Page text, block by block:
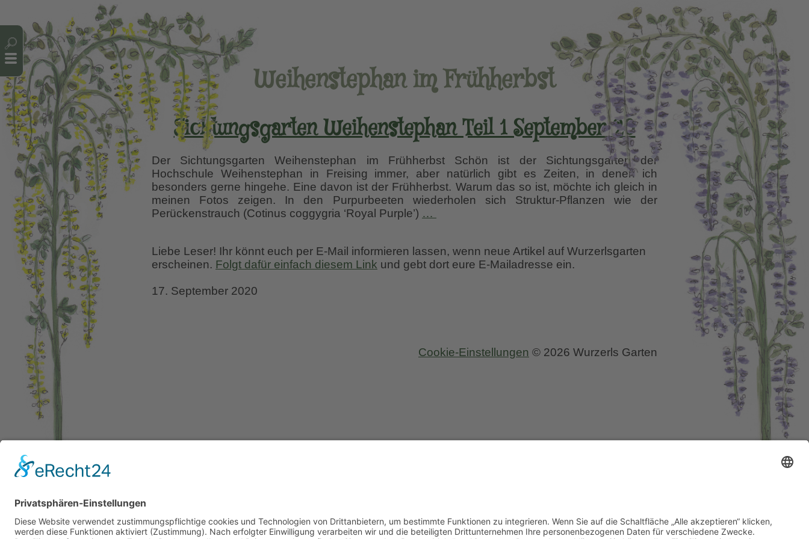
Weihenstephan im Frühherbst
Sichtungsgarten Weihenstephan Teil 1 September 20
Der Sichtungsgarten Weihenstephan im Frühherbst Schön ist der Sichtungsgarten der
Hochschule Weihenstephan in Freising immer, aber natürlich gibt es Zeiten, in denen ich
besonders gerne hingehe. Eine davon ist der Frühherbst. Warum das so ist, möchte ich gleich in
meinen Fotos zeigen. In den Purpurbeeten wiederholen sich Struktur-Pflanzen wie der
Perückenstrauch (Cotinus coggygria ‘Royal Purple’) …
1
September
Liebe Leser! Ihr könnt euch per E-Mail informieren lassen, wenn neue Artikel auf Wurzerlsgarten
erscheinen. Folgt dafür einfach diesem Link und gebt dort eure E-Mailadresse ein.
17. September 2020
Cookie-Einstellungen © 2026 Wurzerls Garten
Cookie-Einstellungen